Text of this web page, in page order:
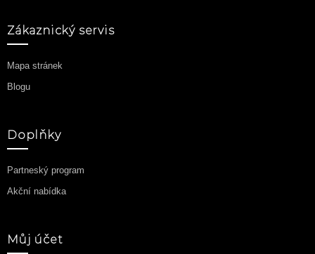
Zákaznický servis
Mapa stránek
Blogu
Doplňky
Partneský program
Akční nabídka
Můj účet